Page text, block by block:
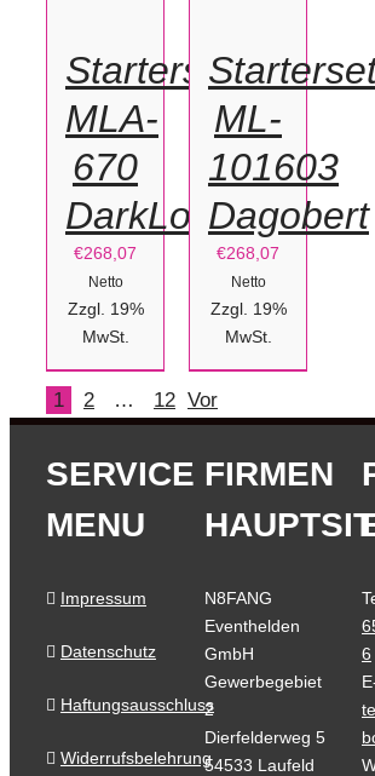
DETAILS
Starterset
MLA-
670
DarkLove
€268,07
Netto
Zzgl. 19%
MwSt.
DETAILS
ML-
101603
Dagobert
€268,07
Netto
Zzgl. 19%
MwSt.
1 2 … 12 Vor
SERVICE
MENU
Impressum
Datenschutz
Haftungsausschluss
Widerrufsbelehrung
FIRMEN
N8FANG
Eventhelden
GmbH
Gewerbegebiet
2
Dierfelderweg 5
54533 Laufeld
6